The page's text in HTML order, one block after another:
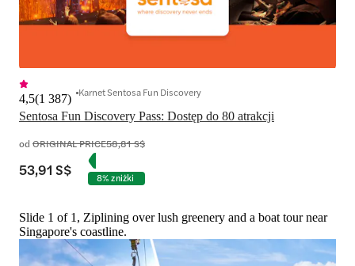
Sentosa Fun Discovery Pass: Dostęp do 80 atrakcji
4,5(1 387) Karnet Sentosa Fun Discovery
od ORIGINAL PRICE58,81 S$
53,91 S$ 8% zniżki
Slide 1 of 1, Ziplining over lush greenery and a boat tour near
Singapore's coastline.